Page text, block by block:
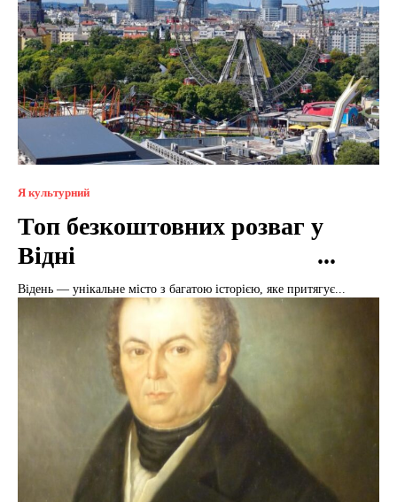
Я культурний
Топ безкоштовних розваг у
Відні ...
Відень — унікальне місто з багатою історією, яке притягує...